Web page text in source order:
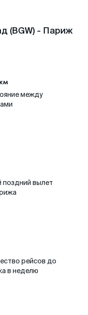
(BGW) - Париж
между
вылет
рейсов до
в неделю